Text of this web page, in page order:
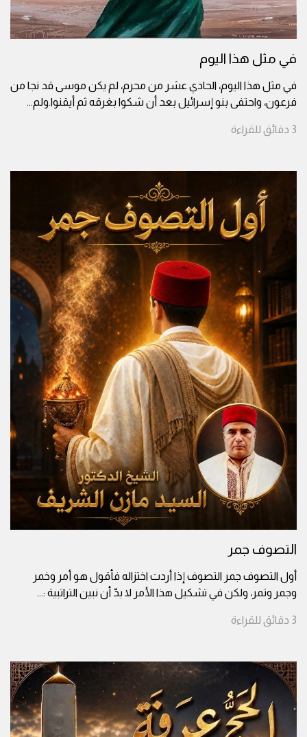
في مثل هذا اليوم
في مثل هذا اليوم، الحادي عشر من محرم، لم يكن موسى قد نجا من
فرعون، واحتفى بنو إسرائيل بعد أن شكوا بغرقه ثم أيقنوا.ولم...
3 دقائق للقراءة
التصوف جمر
أول التصوف جمر التصوف إذا أردت اختزاله فأقول هو أمر وخمر
وجمر وتمر، ولكن في تشكيل هذا الأمر لا بدّ أن نبين التراتبية :...
3 دقائق للقراءة